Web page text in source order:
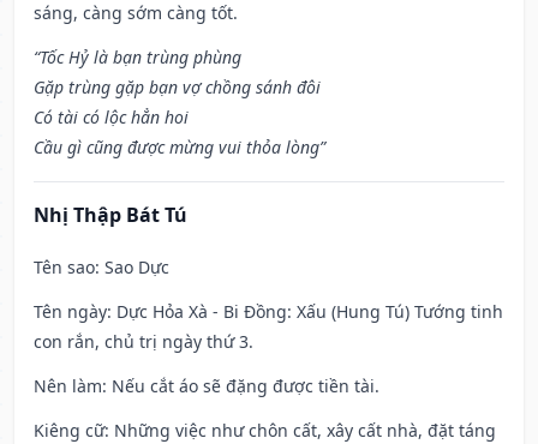
sáng, càng sớm càng tốt.
“Tốc Hỷ là bạn trùng phùng
Gặp trùng gặp bạn vợ chồng sánh đôi
Có tài có lộc hẳn hoi
Cầu gì cũng được mừng vui thỏa lòng”
Nhị Thập Bát Tú
Tên sao: Sao Dực
Tên ngày: Dực Hỏa Xà - Bi Đồng: Xấu (Hung Tú) Tướng tinh
con rắn, chủ trị ngày thứ 3.
Nên làm: Nếu cắt áo sẽ đặng được tiền tài.
Kiêng cữ: Những việc như chôn cất, xây cất nhà, đặt táng